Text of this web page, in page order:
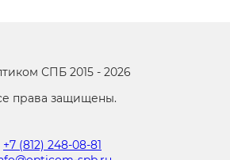
СПБ 2015 - 2026
права защищены.
+7 (812) 248-08-81